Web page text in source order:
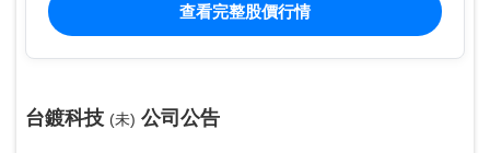
查看完整股價行情
台鍍科技 (未) 公司公告